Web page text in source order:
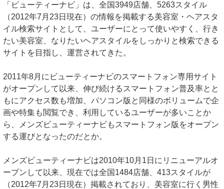
「ビューティーナビ」は、全国3949店舗、5263スタイル
（2012年7月23日現在）の情報を掲載する美容室・ヘアスタ
イル検索サイトとして、ユーザーにとって使いやすく、行き
たい美容室、なりたいヘアスタイルをしっかりと検索できる
サイトを目指し、運営されてきた。
2011年8月にビューティーナビのスマートフォン専用サイト
がオープンして以来、伸び続けるスマートフォン普及率とと
もにアクセス数も増加、パソコン版と同様のボリュームで企
画や特集も閲覧でき、利用しているユーザーが多いことか
ら、メンズビューティーナビもスマートフォン版をオープン
する運びとなったのだとか。
メンズビューティーナビは2010年10月1日にリニューアルオ
ープンして以来、現在では全国1484店舗、413スタイルが
（2012年7月23日現在）掲載されており、美容室に行く男性